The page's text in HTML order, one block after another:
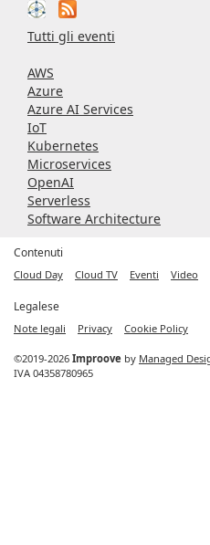
Tutti gli eventi
AWS
Azure
Azure AI Services
IoT
Kubernetes
Microservices
OpenAI
Serverless
Software Architecture
Contenuti
Cloud Day Cloud TV Eventi Video
Legalese
Note legali Privacy Cookie Policy
©2019-2026 Improove by Managed
IVA 04358780965